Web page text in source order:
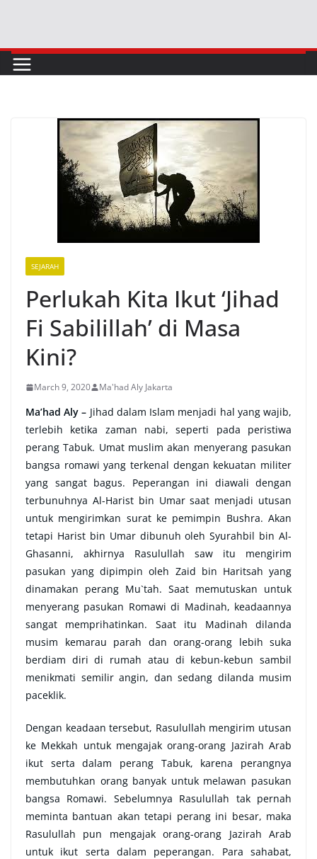
content
SEJARAH
Perlukah Kita Ikut ‘Jihad
Fi Sabilillah’ di Masa
Kini?
March 9, 2020 Ma'had Aly Jakarta
Ma’had Aly – Jihad dalam Islam menjadi hal yang wajib,
terlebih ketika zaman nabi, seperti pada peristiwa
perang Tabuk. Umat muslim akan menyerang pasukan
bangsa romawi yang terkenal dengan kekuatan militer
yang sangat bagus. Peperangan ini diawali dengan
terbunuhnya Al-Harist bin Umar saat menjadi utusan
untuk mengirimkan surat ke pemimpin Bushra. Akan
tetapi Harist bin Umar dibunuh oleh Syurahbil bin Al-
Ghasanni, akhirnya Rasulullah saw itu mengirim
pasukan yang dipimpin oleh Zaid bin Haritsah yang
dinamakan perang Mu`tah. Saat memutuskan untuk
menyerang pasukan Romawi di Madinah, keadaannya
sangat memprihatinkan. Saat itu Madinah dilanda
musim kemarau parah dan orang-orang lebih suka
berdiam diri di rumah atau di kebun-kebun sambil
menikmati semilir angin, dan sedang dilanda musim
paceklik.
Dengan keadaan tersebut, Rasulullah mengirim utusan
ke Mekkah untuk mengajak orang-orang Jazirah Arab
ikut serta dalam perang Tabuk, karena perangnya
membutuhkan orang banyak untuk melawan pasukan
bangsa Romawi. Sebelumnya Rasulullah tak pernah
meminta bantuan akan tetapi perang ini besar, maka
Rasulullah pun mengajak orang-orang Jazirah Arab
untuk ikut serta dalam peperangan. Para sahabat,